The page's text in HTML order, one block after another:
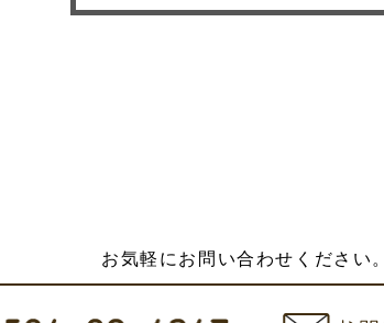
お気軽にお問い合わせください。